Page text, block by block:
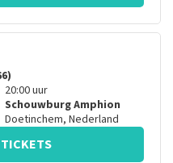
20:00uur
Schouwburg Amphion
Doetinchem, Nederland